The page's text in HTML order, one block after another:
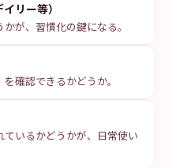
リー等）
が、習慣化の鍵になる。
確認できるかどうか。
いるかどうかが、日常使い